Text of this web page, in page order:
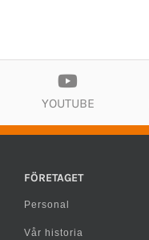
YOUTUBE
FÖRETAGET
Personal
Vår historia